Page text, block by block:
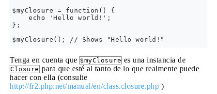
$myClosure = function() {
    echo 'Hello world!';
};
Tenga en cuenta que $myClosure es una instancia de
Closure para que esté al tanto de lo que realmente puede
hacer con ella (consulte
http://fr2.php.net/manual/en/class.closure.php )